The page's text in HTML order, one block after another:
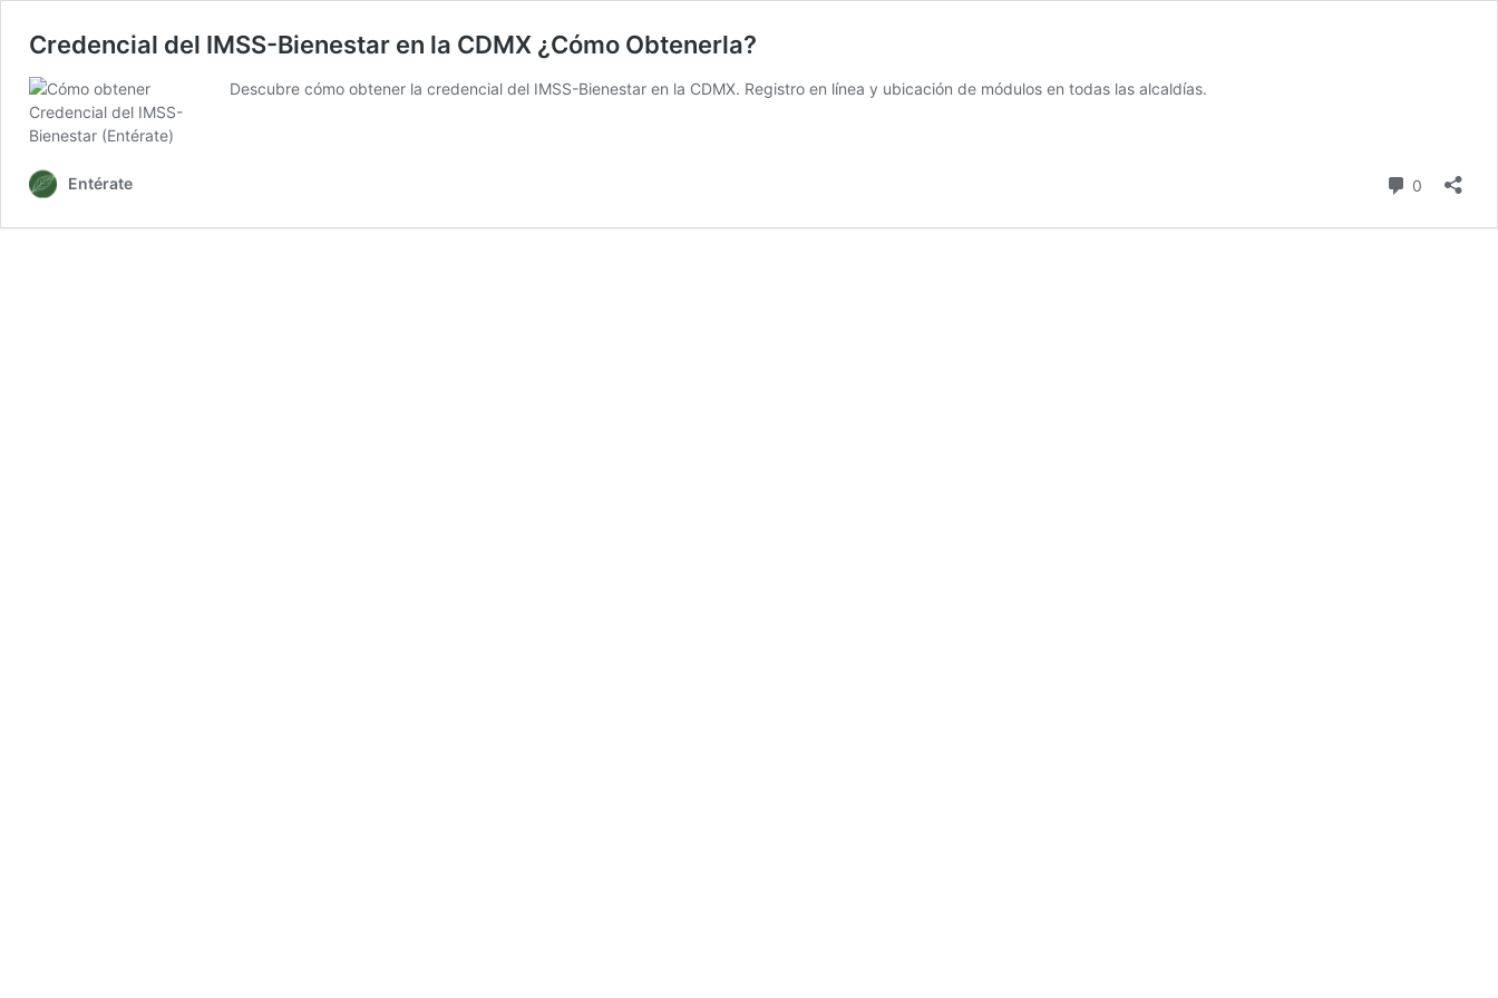
Credencial del IMSS-Bienestar en la CDMX ¿Cómo Obtenerla?
Descubre cómo obtener la credencial del IMSS-Bienestar en la CDMX. Registro en línea y ubicación de módulos en todas las alcaldías.
Entérate 0